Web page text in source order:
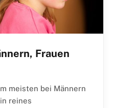
Frauen
meisten bei Männern
reines